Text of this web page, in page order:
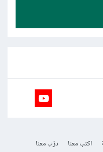
اكتب معنا
درّب معنا